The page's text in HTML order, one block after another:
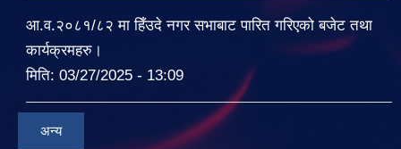
आ.व.२०८१/८२ मा हिँउदे नगर सभाबाट पारित गरिएको बजेट तथा
कार्यक्रमहरु।
मिति: 03/27/2025 - 13:09
अन्य